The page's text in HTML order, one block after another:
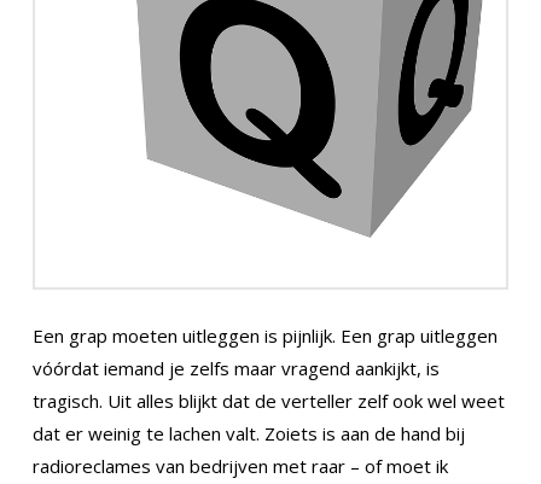
Een grap moeten uitleggen is pijnlijk. Een grap uitleggen
vóórdat iemand je zelfs maar vragend aankijkt, is
tragisch. Uit alles blijkt dat de verteller zelf ook wel weet
dat er weinig te lachen valt. Zoiets is aan de hand bij
radioreclames van bedrijven met raar – of moet ik